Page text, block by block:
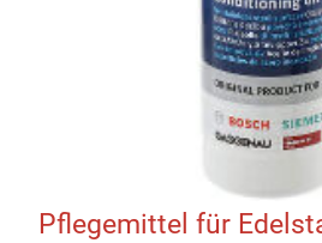
Pflegemittel für